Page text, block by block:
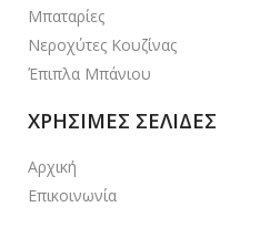
Μπαταρίες
Νεροχύτες Κουζίνας
Έπιπλα Μπάνιου
ΧΡΗΣΙΜΕΣ ΣΕΛΙΔΕΣ
Αρχική
Επικοινωνία